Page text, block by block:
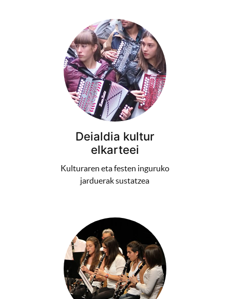
Deialdia kultur
elkarteei
Kulturaren eta festen inguruko
jarduerak sustatzea